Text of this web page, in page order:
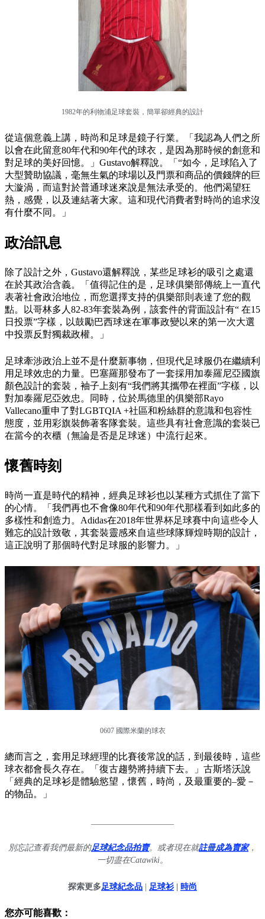
1982年的利物浦足球套裝，簡單卻經典的設計
從這個意義上講，時尚和足球是鏡子行業。「我認為人們之所
以會在此留意80年代和90年代的球衣，是因為那時候的創意和
對足球的美好回憶。」Gustavo解釋說。「“如今，足球陷入了
大型贊助協議，毫無生氣的球場以及門票和商品的價錢牌的巨
大漩渦，而這對於普通球迷來說是無法承受的。他們渴望狂
熱，感覺，以及連結著大家。這和現代消費者對時尚的追求沒
有什麼不同。」
政治訊息
除了設計之外，Gustavo還解釋說，某些足球衫的吸引之處還
在於其政治含義。「值得記住的是，足球俱樂部傳統上一直代
表著社會政治地位，而您選擇支持的俱樂部則表達了您的觀
點。以哥林多人82-83年套裝為例，該套件的背面設計有“ 在15
日投票”字樣，以鼓勵巴西球迷在軍事政變以來的第一次大選
中投票反對獨裁政權。」
足球牽涉政治上並不是什麼新事物，但現代足球服仍在繼續利
用足球效忠的力量。巴塞羅那發布了一套採用加泰羅尼亞國旗
顏色設計的套裝，袖子上刻有“我們將其攜帶在裡面”字樣，以
對加泰羅尼亞效忠。同時，位於馬德里的俱樂部Rayo
Vallecano重申了對LGBTQIA +社區和粉絲群的意識和包容性
態度，並用彩旗裝飾著客隊套裝。這些具有社會意識的套裝已
在當今的衣櫃（無論是否是足球迷）中流行起來。
懷舊時刻
時尚一直是時代的精神，經典足球衫也以某種方式抓住了當下
的心情。「我們再也不會像80年代和90年代那樣看到如此多的
多樣性和創造力。Adidas在2018年世界杯足球賽中向這些令人
難忘的設計致敬，其套裝靈感來自這些球隊輝煌時期的設計，
這正說明了那個時代對足球服的影響力。」
0607 國際米蘭的球衣
總而言之，套用足球經理的比賽後常說的話，到最後時，這些
球衣都會長久存在。「復古趨勢將持續下去。」古斯塔沃說
「經典的足球衫是體驗慾望，懷舊，時尚，及最重要的–愛－
的物品。」
別忘記查看我們最新的足球紀念品拍賣。或者現在就註冊成為賣家，
一切盡在Catawiki。
探索更多足球紀念品 足球衫 時尚
您亦可能喜歡：